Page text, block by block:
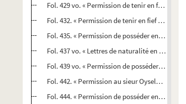
Fol. 429 vo. « Permission de tenir en fief en
Fol. 432. « Permission de tenir en fief en
Fol. 435. « Permission de posséder en fief et
Fol. 437 vo. « Lettres de naturalité en faveur
Fol. 439 vo. « Permission de posséder en fief
Fol. 442. « Permission au sieur Oyselet de
Fol. 444. « Permission de posséder en fief en